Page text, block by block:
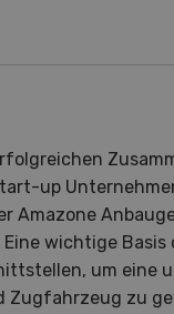
up
Amazone
wichtige Basis
um eine
Zugfahrzeug zu